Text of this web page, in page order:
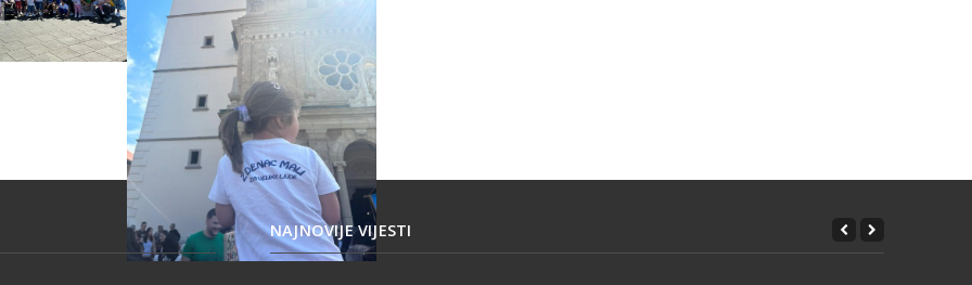
NAJNOVIJE VIJESTI